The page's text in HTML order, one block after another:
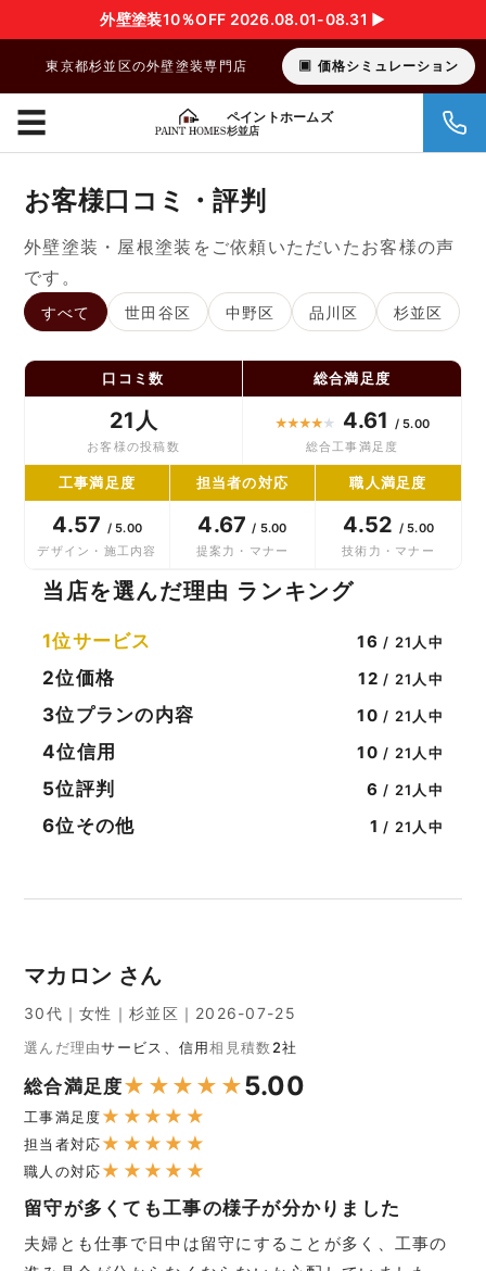
外壁塗装10％OFF 2026.08.01-08.31 ▶︎
東京都杉並区の外壁塗装専門店 価格シミュレーション
ペイントホームズ
杉並店
☰
お客様口コミ・評判
外壁塗装・屋根塗装をご依頼いただいたお客様の声
です。
すべて 世田谷区 中野区 品川区 杉並区
口コミ数
21人
お客様の投稿数
総合満足度
★★★★★ 4.61 / 5.00
総合工事満足度
工事満足度
4.57 / 5.00
デザイン・施工内容
担当者の対応
4.67/ 5.00
提案力・マナー
職人満足度
4.52 / 5.00
技術力・マナー
当店を選んだ理由 ランキング
1位サービス 16 / 21人中
2位価格 12 / 21人中
3位プランの内容 10 / 21人中
4位信用 10 / 21人中
5位評判 6 / 21人中
6位その他 1 / 21人中
マカロン さん
30代｜女性｜杉並区｜2026-07-25
選んだ理由サービス、信用相見積数 2社
総合満足度★ ★ ★ ★ ★5.00
工事満足度★ ★ ★ ★ ★
担当者対応★ ★ ★ ★ ★
職人の対応★ ★ ★ ★ ★
留守が多くても工事の様子が分かりました
夫婦とも仕事で日中は留守にすることが多く、工事の